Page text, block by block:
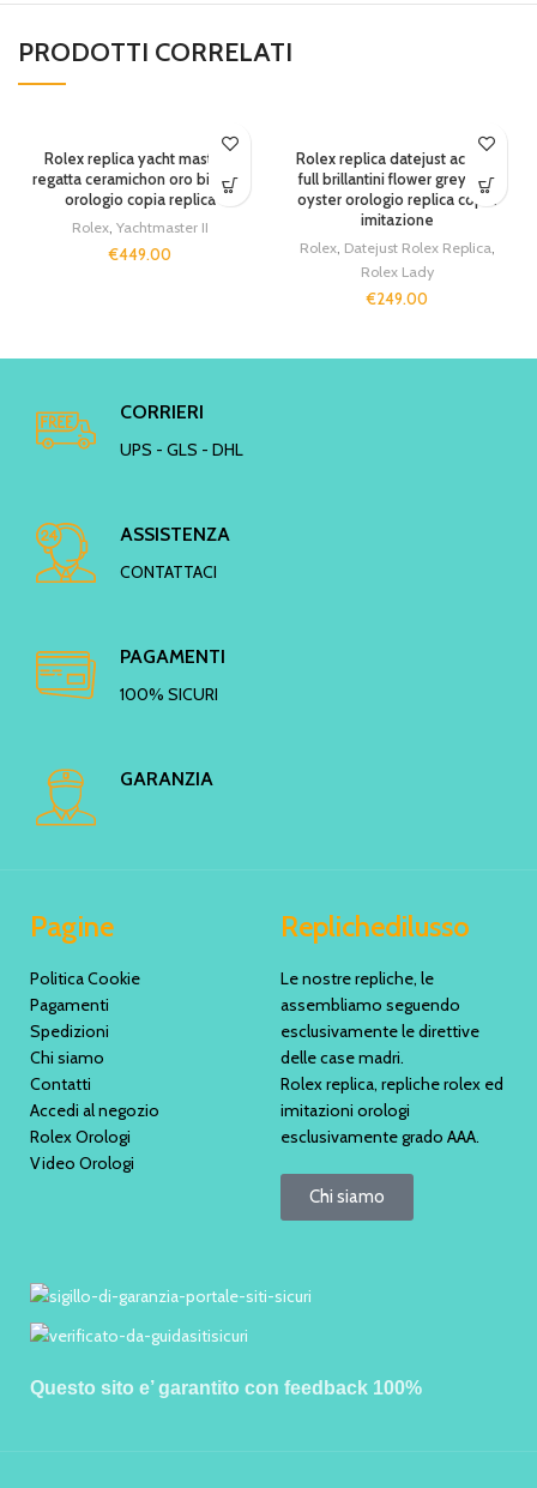
PRODOTTI CORRELATI
Rolex replica yacht master II
regatta ceramichon oro bi-tone
orologio copia replica
Rolex, Yachtmaster II
€449.00
Rolex replica datejust acciaio
full brillantini flower grey dial
oyster orologio replica copia
imitazione
Rolex, Datejust Rolex Replica,
Rolex Lady
€249.00
CORRIERI
UPS - GLS - DHL
ASSISTENZA
CONTATTACI
PAGAMENTI
100% SICURI
GARANZIA
Pagine
Politica Cookie
Pagamenti
Spedizioni
Chi siamo
Contatti
Accedi al negozio
Rolex Orologi
Video Orologi
Replichedilusso
Le nostre repliche, le
assembliamo seguendo
esclusivamente le direttive
delle case madri.
Rolex replica, repliche rolex ed
imitazioni orologi
esclusivamente grado AAA.
Chi siamo
Questo sito e’ garantito con feedback 100%